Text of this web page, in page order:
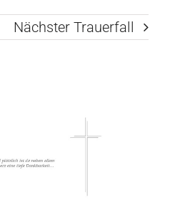
Nächster Trauerfall